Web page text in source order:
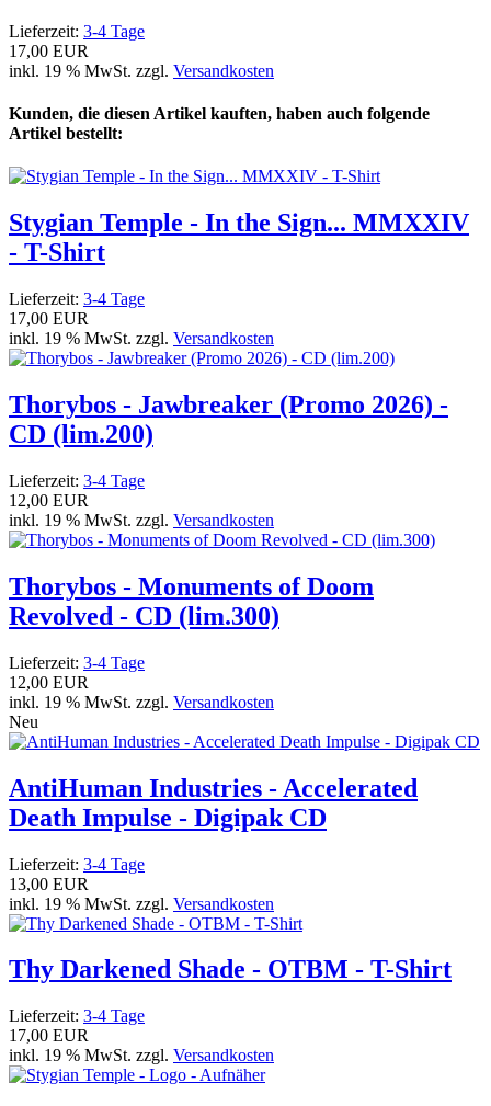
Lieferzeit: 3-4 Tage
17,00 EUR
inkl. 19 % MwSt. zzgl. Versandkosten
Kunden, die diesen Artikel kauften, haben auch folgende
Artikel bestellt:
Stygian Temple - In the Sign... MMXXIV
- T-Shirt
Lieferzeit: 3-4 Tage
17,00 EUR
inkl. 19 % MwSt. zzgl. Versandkosten
Thorybos - Jawbreaker (Promo 2026) -
CD (lim.200)
Lieferzeit: 3-4 Tage
12,00 EUR
inkl. 19 % MwSt. zzgl. Versandkosten
Thorybos - Monuments of Doom
Revolved - CD (lim.300)
Lieferzeit: 3-4 Tage
12,00 EUR
inkl. 19 % MwSt. zzgl. Versandkosten
Neu
AntiHuman Industries - Accelerated
Death Impulse - Digipak CD
Lieferzeit: 3-4 Tage
13,00 EUR
inkl. 19 % MwSt. zzgl. Versandkosten
Thy Darkened Shade - OTBM - T-Shirt
Lieferzeit: 3-4 Tage
17,00 EUR
inkl. 19 % MwSt. zzgl. Versandkosten